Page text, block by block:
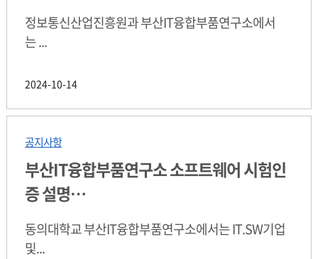
정보통신산업진흥원과 부산IT융합부품연구소에서
는 ...
2024-10-14
공지사항
부산IT융합부품연구소 소프트웨어 시험인
증 설명…
동의대학교 부산IT융합부품연구소에서는 IT.SW기업
및...